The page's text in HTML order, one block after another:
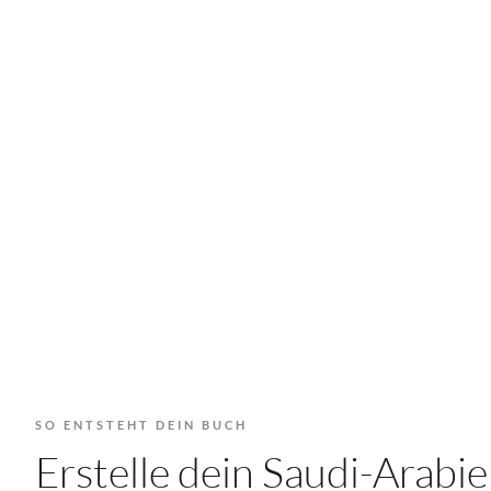
SO ENTSTEHT DEIN BUCH
Erstelle dein Saudi-